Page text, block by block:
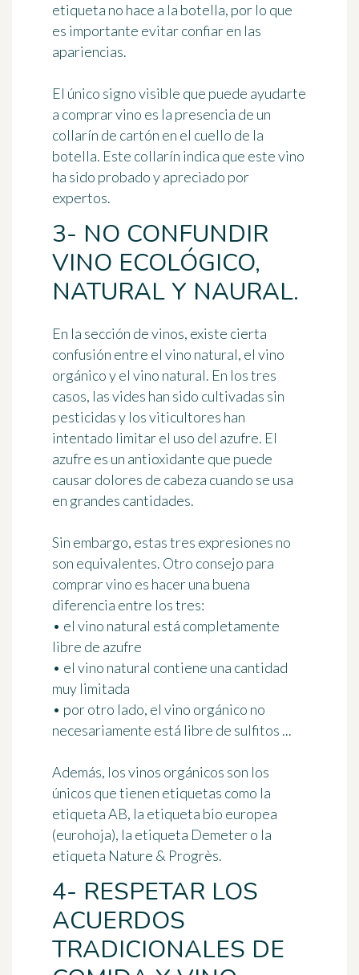
etiqueta no hace a la botella, por lo que
es importante evitar confiar en las
apariencias.
El único signo visible que puede ayudarte
a comprar vino es la presencia de un
collarín de cartón en el cuello de la
botella. Este collarín indica que este vino
ha sido probado y apreciado por
expertos.
3- NO CONFUNDIR
VINO ECOLÓGICO,
NATURAL Y NAURAL.
En la sección de vinos, existe cierta
confusión entre el vino natural, el vino
orgánico y el vino natural. En los tres
casos, las vides han sido cultivadas sin
pesticidas y los viticultores han
intentado limitar el uso del azufre. El
azufre es un antioxidante que puede
causar dolores de cabeza cuando se usa
en grandes cantidades.
Sin embargo, estas tres expresiones no
son equivalentes. Otro consejo para
comprar vino es hacer una buena
diferencia entre los tres:
• el vino natural está completamente
libre de azufre
• el vino natural contiene una cantidad
muy limitada
• por otro lado, el vino orgánico no
necesariamente está libre de sulfitos ...
Además, los vinos orgánicos son los
únicos que tienen etiquetas como la
etiqueta AB, la etiqueta bio europea
(eurohoja), la etiqueta Demeter o la
etiqueta Nature & Progrès.
4- RESPETAR LOS
ACUERDOS
TRADICIONALES DE